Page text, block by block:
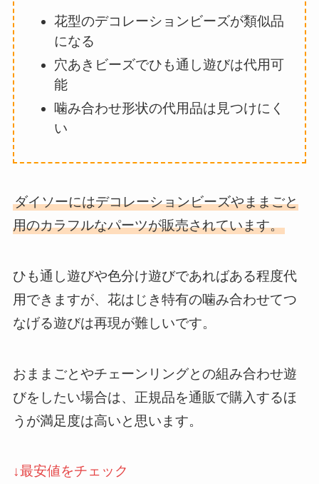
花型のデコレーションビーズが類似品
になる
穴あきビーズでひも通し遊びは代用可
能
噛み合わせ形状の代用品は見つけにく
い
ダイソーにはデコレーションビーズやままごと
用のカラフルなパーツが販売されています。
ひも通し遊びや色分け遊びであればある程度代
用できますが、花はじき特有の噛み合わせてつ
なげる遊びは再現が難しいです。
おままごとやチェーンリングとの組み合わせ遊
びをしたい場合は、正規品を通販で購入するほ
うが満足度は高いと思います。
↓最安値をチェック